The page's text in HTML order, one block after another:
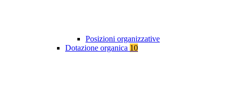
Posizioni organizzative
Dotazione organica 10